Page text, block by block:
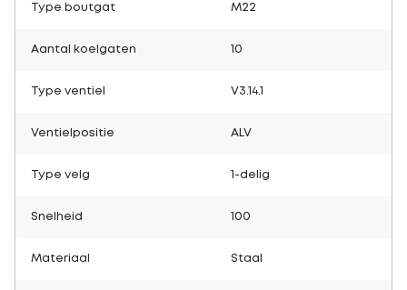
Type boutgat M22
Aantal koelgaten 10
Type ventiel V3.14.1
Ventielpositie ALV
Type velg 1-delig
Snelheid 100
Materiaal Staal